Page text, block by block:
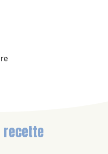
recette